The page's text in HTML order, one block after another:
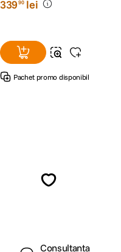
33990 lei
Pachet promo disponibil
Consultanta